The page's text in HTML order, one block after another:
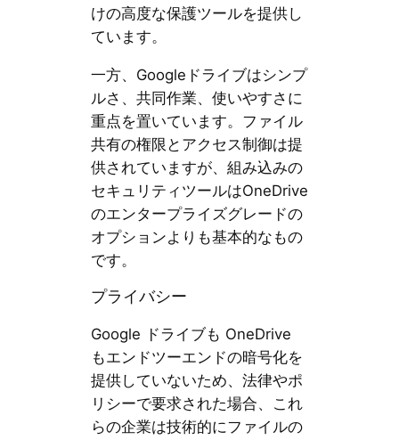
けの高度な保護ツールを提供し
ています。
一方、Googleドライブはシンプ
ルさ、共同作業、使いやすさに
重点を置いています。ファイル
共有の権限とアクセス制御は提
供されていますが、組み込みの
セキュリティツールはOneDrive
のエンタープライズグレードの
オプションよりも基本的なもの
です。
プライバシー
Google ドライブも OneDrive
もエンドツーエンドの暗号化を
提供していないため、法律やポ
リシーで要求された場合、これ
らの企業は技術的にファイルの